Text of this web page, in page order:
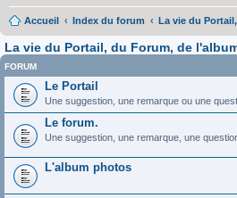
Accueil Index du forum La vie du
La vie du Portail, du Forum, de
FORUM
Le Portail
Une suggestion, une remarque ou une
Le forum.
Une suggestion, une remarque, une
L'album photos